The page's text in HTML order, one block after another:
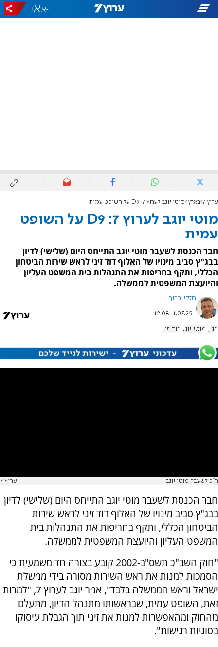
-
+
ערוץ 7 בארץ מוטי יוגב לערוץ 7: D9 על השופט עמית
מוטי יוגב לערוץ 7: D9 על השופט
עמית
חבר הכנסת לשעבר מוטי יוגב התייחס היום (שלישי) לדיון
בבג"ץ סביב מינויו של האלוף דוד זיני לראש שירות הביטחון
הכללי, ותקף בחריפות את התנהלות בית המשפט העליון
והיועצת המשפטית לממשלה.
חזקי ברוך
1.07.25, 12:08
בג"ץ מוטי יוגב דוד זיני
ח"כ לשעבר מוטי יוגב ערוץ 7
חבר הכנסת לשעבר מוטי יוגב התייחס היום (שלישי) לדיון
בבג"ץ סביב מינויו של האלוף דוד זיני לראש שירות
הביטחון הכללי, ותקף בחריפות את התנהלות בית
המשפט העליון והיועצת המשפטית לממשלה.
"חוק השב"כ תשס"ב-2002 קובע בצורה חד משמעית כי
הסמכות למנות את ראש השירות מסורה בידי ממשלת
ישראל וראש הממשלה בלבד", אמר יוגב לערוץ 7, "למרות
זאת, השופט עמית, שבראשותו מתנהל הדיון, מתעלם
מהחוק ומהאפשרות למנות את זיני תוך הגבלת עיסוקו
בסוגיות רגישות".